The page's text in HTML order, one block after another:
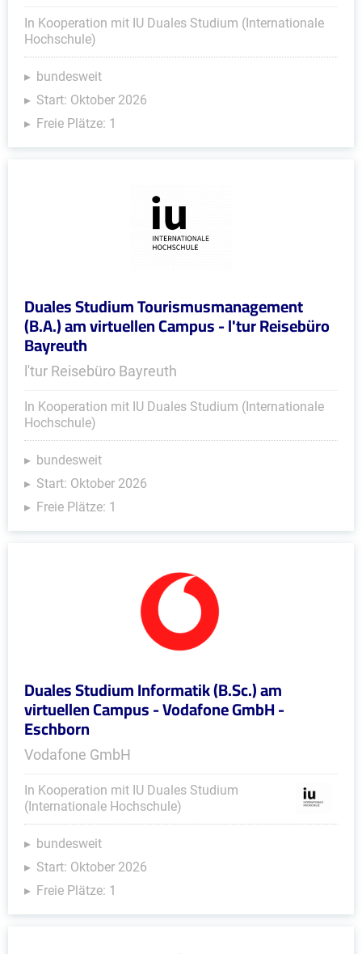
In Kooperation mit IU Duales Studium (Internationale
Hochschule)
bundesweit
Start: Oktober 2026
Freie Plätze: 1
Duales Studium Tourismusmanagement
(B.A.) am virtuellen Campus - l'tur Reisebüro
Bayreuth
l'tur Reisebüro Bayreuth
In Kooperation mit IU Duales Studium (Internationale
Hochschule)
bundesweit
Start: Oktober 2026
Freie Plätze: 1
Duales Studium Informatik (B.Sc.) am
virtuellen Campus - Vodafone GmbH -
Eschborn
Vodafone GmbH
In Kooperation mit IU Duales Studium
(Internationale Hochschule)
bundesweit
Start: Oktober 2026
Freie Plätze: 1